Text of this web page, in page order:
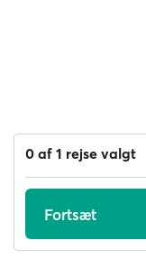
0 af 1 rejse valgt
Fortsæt